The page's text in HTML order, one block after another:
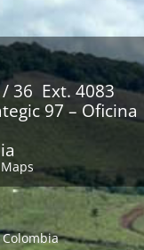
36 Ext. 4083
97 – Oficina